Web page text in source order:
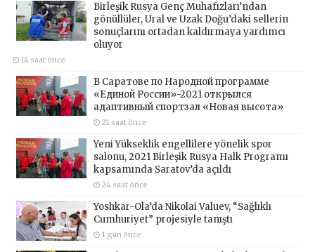
Birleşik Rusya Genç Muhafızları’ndan
gönüllüler, Ural ve Uzak Doğu’daki sellerin
sonuçlarını ortadan kaldırmaya yardımcı
oluyor
14 saat önce
В Саратове по Народной программе
«Единой России»-2021 открылся
адаптивный спортзал «Новая высота»
21 saat önce
Yeni Yükseklik engellilere yönelik spor
salonu, 2021 Birleşik Rusya Halk Programı
kapsamında Saratov’da açıldı
24 saat önce
Yoshkar-Ola’da Nikolai Valuev, “Sağlıklı
Cumhuriyet” projesiyle tanıştı
1 gün önce